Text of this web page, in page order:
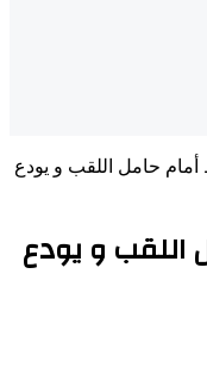
حامل اللقب و يودع
اللقب و يودع